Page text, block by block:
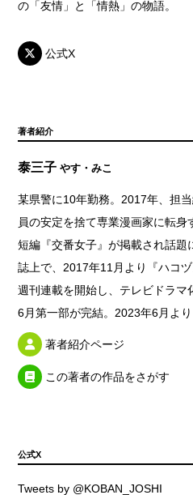
の「友情」と「情熱」の物語。
公式X
著者紹介
泰三子やす・みこ
某県警に10年勤務。2017年、担
員の安定を捨て専業漫画家に転身
短編『交番女子』が掲載され話題
誌上で、2017年11月より『ハコ
週刊連載を開始し、テレビドラ
6月第一部が完結。2023年6月よ
著者紹介ページ
この著者の作品をさがす
公式X
Tweets by @KOBAN_JOSHI